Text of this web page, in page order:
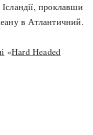
проклавши
в Атлантичний.
«Hard Headed